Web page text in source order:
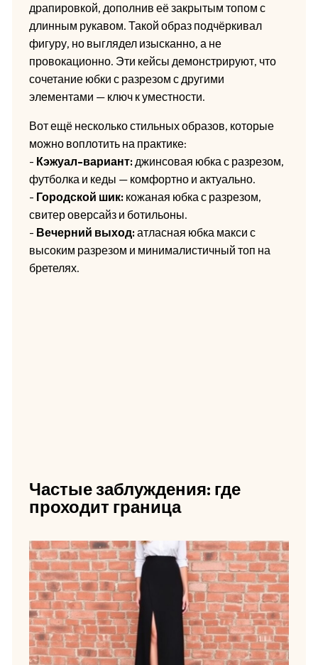
драпировкой, дополнив её закрытым топом с
длинным рукавом. Такой образ подчёркивал
фигуру, но выглядел изысканно, а не
провокационно. Эти кейсы демонстрируют, что
сочетание юбки с разрезом с другими
элементами — ключ к уместности.
Вот ещё несколько стильных образов, которые
можно воплотить на практике:
- Кэжуал-вариант:джинсовая юбка с разрезом,
футболка и кеды — комфортно и актуально.
- Городской шик:кожаная юбка с разрезом,
свитер оверсайз и ботильоны.
- Вечерний выход:атласная юбка макси с
высоким разрезом и минималистичный топ на
бретелях.
Частые заблуждения: где
проходит граница